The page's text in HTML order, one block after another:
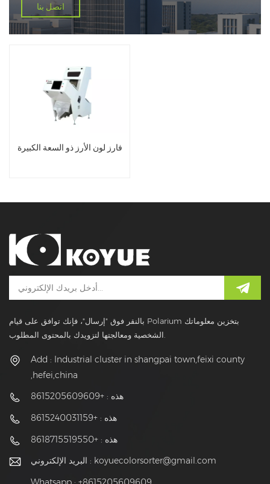
اتصل بنا
فارز لون الأرز ذو السعة الكبيرة
بالنقر فوق "إرسال"، فإنك توافق على قيام Polarium بتخزين معلوماتك
Add : Industrial cluster in shangpai town,feixi county
,hefei,china
هذه : +8615205609609
هذه : +8615240031159
هذه : +8618715519550
البريد الإلكتروني : koyuecolorsorter@gmail.com